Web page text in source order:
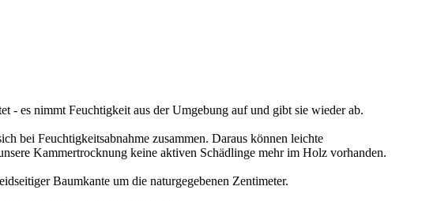
es nimmt Feuchtigkeit aus der Umgebung auf und gibt sie wieder ab.
bei Feuchtigkeitsabnahme zusammen. Daraus können leichte
Kammertrocknung keine aktiven Schädlinge mehr im Holz vorhanden.
Baumkante um die naturgegebenen Zentimeter.